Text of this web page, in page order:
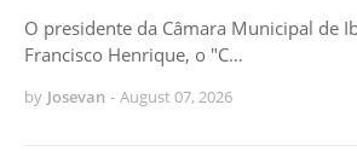
O presidente da Câmara Municipal de
Francisco Henrique, o "C…
by Josevan - August 07, 2026